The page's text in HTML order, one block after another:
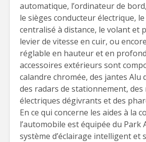
automatique, l’ordinateur de
le sièges conducteur électrique,
centralisé à distance, le volant et
levier de vitesse en cuir, ou
réglable en hauteur et en
accessoires extérieurs sont
calandre chromée, des jantes Alu
des radars de stationnement,
électriques dégivrants et des
En ce qui concerne les aides à la
l’automobile est équipée du Park
système d’éclairage intelligent et